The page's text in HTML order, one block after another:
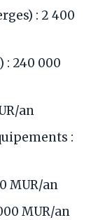
: 2 400
: 240 000
an
:
MUR/an
MUR/an